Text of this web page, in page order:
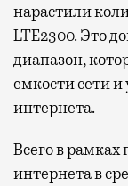
нарастили
LTE2300. Это
диапазон,
емкости сети
интернета.
Всего в рамках
интернета в